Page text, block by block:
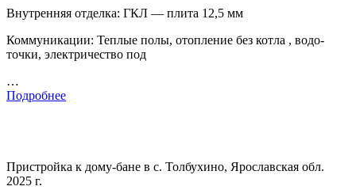
Внутренняя отделка: ГКЛ — плита 12,5 мм
Коммуникации: Теплые полы, отопление без котла , водо-
точки, электричество под
…
Подробнее
Пристройка к дому-бане в с. Толбухино, Ярославская обл.
2025 г.